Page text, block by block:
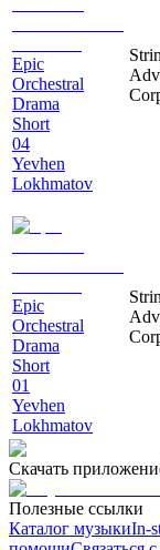
Epic
Orchestral
Drama
Short
04
Yevhen
Lokhmatov
Epic
Orchestral
Drama
Short
01
Yevhen
Lokhmatov
Скачать
Полезные ссылки
Каталог музыкиIn-